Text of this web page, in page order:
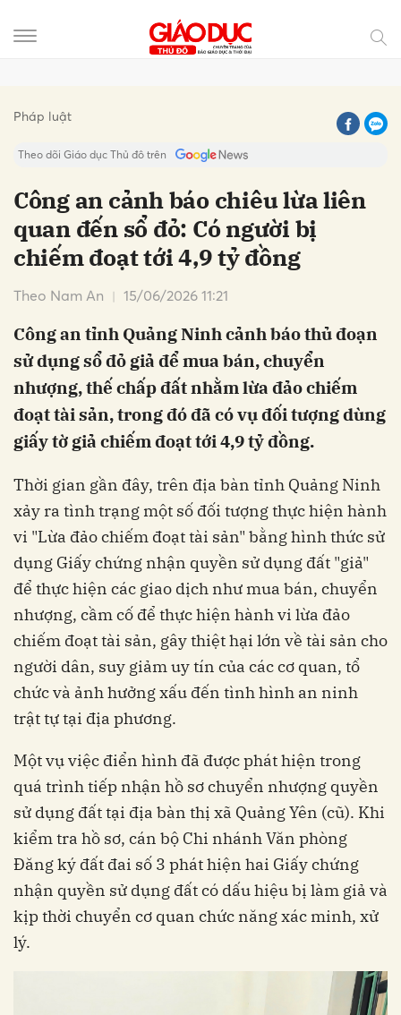
Pháp luật
Theo dõi Giáo dục Thủ đô trên
Công an cảnh báo chiêu lừa liên
quan đến sổ đỏ: Có người bị
chiếm đoạt tới 4,9 tỷ đồng
Theo Nam An 15/06/2026 11:21
Công an tỉnh Quảng Ninh cảnh báo thủ đoạn
sử dụng sổ đỏ giả để mua bán, chuyển
nhượng, thế chấp đất nhằm lừa đảo chiếm
đoạt tài sản, trong đó đã có vụ đối tượng dùng
giấy tờ giả chiếm đoạt tới 4,9 tỷ đồng.
Thời gian gần đây, trên địa bàn tỉnh Quảng Ninh
xảy ra tình trạng một số đối tượng thực hiện hành
vi "Lừa đảo chiếm đoạt tài sản" bằng hình thức sử
dụng Giấy chứng nhận quyền sử dụng đất "giả"
để thực hiện các giao dịch như mua bán, chuyển
nhượng, cầm cố để thực hiện hành vi lừa đảo
chiếm đoạt tài sản, gây thiệt hại lớn về tài sản cho
người dân, suy giảm uy tín của các cơ quan, tổ
chức và ảnh hưởng xấu đến tình hình an ninh
trật tự tại địa phương.
Một vụ việc điển hình đã được phát hiện trong
quá trình tiếp nhận hồ sơ chuyển nhượng quyền
sử dụng đất tại địa bàn thị xã Quảng Yên (cũ). Khi
kiểm tra hồ sơ, cán bộ Chi nhánh Văn phòng
Đăng ký đất đai số 3 phát hiện hai Giấy chứng
nhận quyền sử dụng đất có dấu hiệu bị làm giả và
kịp thời chuyển cơ quan chức năng xác minh, xử
lý.
Hủy Gửi